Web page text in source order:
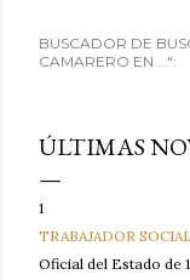
BUSCADOR DE
CAMARERO EN ...":
ÚLTIMAS
1
TRABAJADOR SOCIAL
Oficial del Estado